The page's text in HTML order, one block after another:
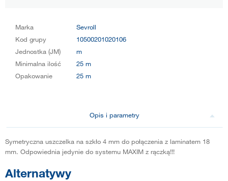
Marka
Sevroll
Kod grupy
10500201020106
Jednostka (JM)
m
Minimalna ilość
25 m
Opakowanie
25 m
Opis i parametry
Symetryczna uszczelka na szkło 4 mm do połączenia z laminatem 18
mm. Odpowiednia jedynie do systemu MAXIM z rączką!!!
Alternatywy